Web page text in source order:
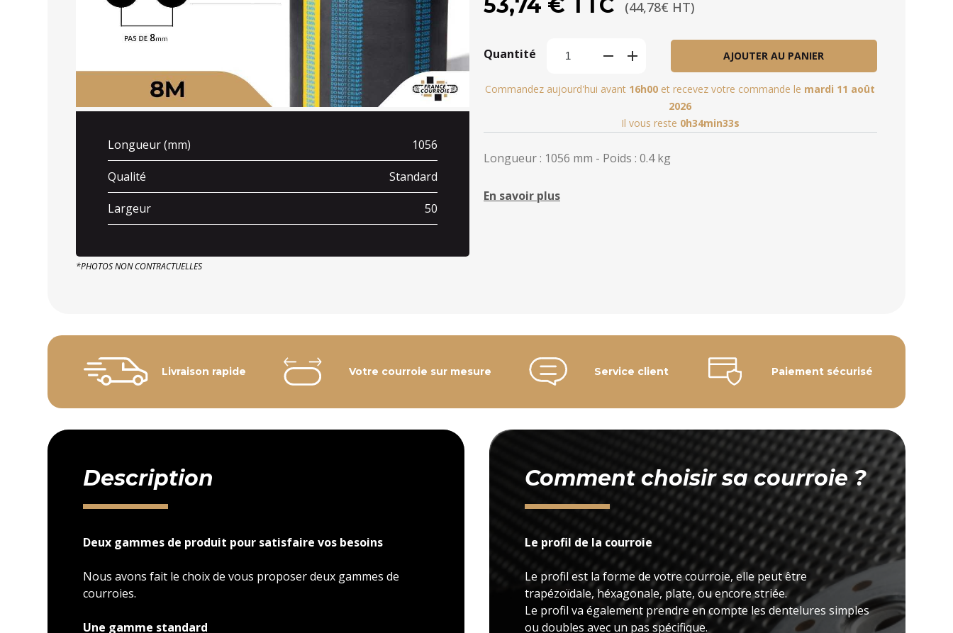
Longueur (mm) 1056
Qualité Standard
Largeur 50
*PHOTOS NON CONTRACTUELLES
53,74 € TTC (44,78€ HT)
Quantité AJOUTER AU PANIER
Commandez aujourd'hui avant 16h00 et recevez votre commande le mardi 11 août
2026
Il vous reste 0h34min32s
Longueur : 1056 mm - Poids : 0.4 kg
En savoir plus
Livraison rapide Votre courroie sur mesure Service client Paiement sécurisé
Description
Deux gammes de produit pour satisfaire vos besoins
Nous avons fait le choix de vous proposer deux gammes de
courroies.
Une gamme standard
Comment choisir sa courroie ?
Le profil de la courroie
Le profil est la forme de votre courroie, elle peut être
trapézoïdale, héxagonale, plate, ou encore striée.
Le profil va également prendre en compte les dentelures simples
ou doubles avec un pas spécifique.